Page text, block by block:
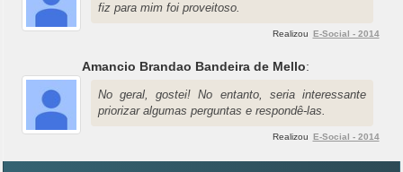
fiz para mim foi proveitoso.
Realizou E-Social - 2014
Amancio Brandao Bandeira de Mello:
No geral, gostei! No entanto, seria interessante
priorizar algumas perguntas e respondê-las.
Realizou E-Social - 2014